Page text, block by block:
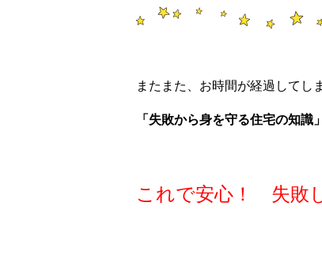
またまた、お時間が経過してし
「失敗から身を守る住宅の知識」
これで安心！ 失敗